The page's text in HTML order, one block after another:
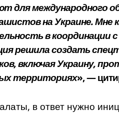
для международного
на Украине. Мне
в координации
решила создать
включая Украину,
территориях», —
в ответ нужно